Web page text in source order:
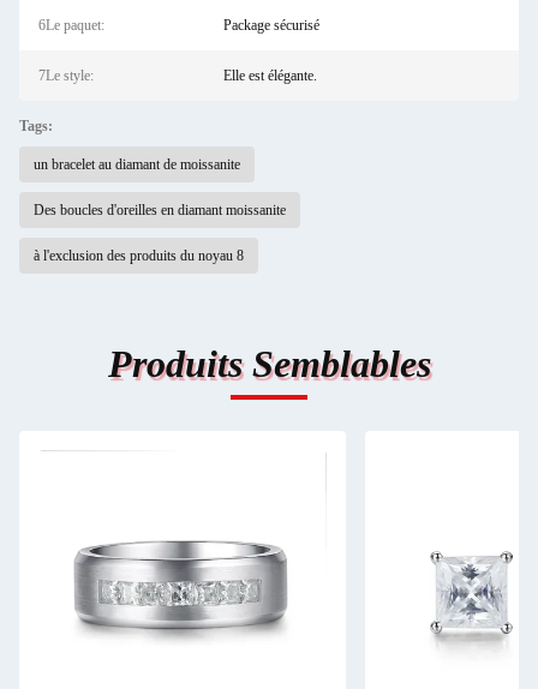
6Le paquet: Package sécurisé
7Le style: Elle est élégante.
Tags:
un bracelet au diamant de moissanite
Des boucles d'oreilles en diamant moissanite
à l'exclusion des produits du noyau 8
Produits Semblables